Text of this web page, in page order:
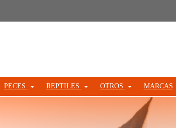
PECES REPTILES OTROS MARCAS